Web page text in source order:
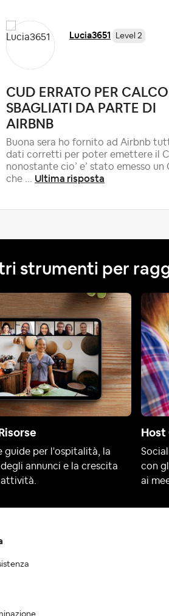
Lucia3651 Level 2
CUD ERRATO PER
SBAGLIATI DA PARTE DI
AIRBNB
Buona sera ho fornito ad Airbnb
dati corretti per poter emettere il
nonostante cio’ e’ stato emesso un
che ... Ultima risposta
strumenti per
guide per l'ospitalità, la
annunci e la crescita
Host
con
ai